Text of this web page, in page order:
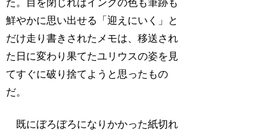
た。目を閉じればインクの色も筆跡も
鮮やかに思い出せる「迎えにいく」と
だけ走り書きされたメモは、移送され
た日に変わり果てたユリウスの姿を見
てすぐに破り捨てようと思ったもの
だ。
既にぼろぼろになりかかった紙切れ